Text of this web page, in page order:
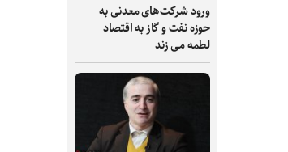
ورود شرکت‌های معدنی به
حوزه نفت و گاز به اقتصاد
لطمه می زند